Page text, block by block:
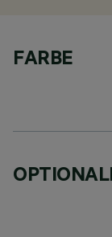
FARBE